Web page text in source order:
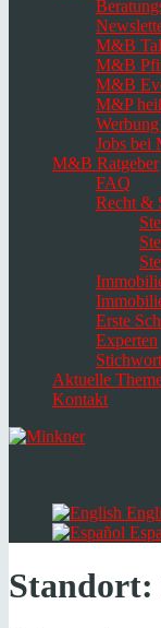
M&B
M&B
M&B
M&P
Jobs bei
M&B Ratgeber
FAQ
Recht &
Erste
Experten
Aktuelle
Kontakt
Standort: